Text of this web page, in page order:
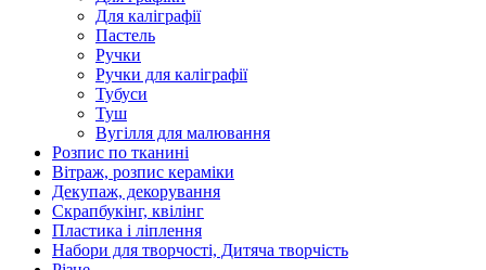
Для каліграфії
Пастель
Ручки
Ручки для каліграфії
Тубуси
Туш
Вугілля для малювання
Розпис по тканині
Вітраж, розпис кераміки
Декупаж, декорування
Скрапбукінг, квілінг
Пластика і ліплення
Набори для творчості, Дитяча творчість